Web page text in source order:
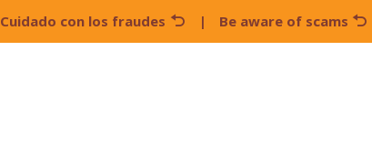
Cuidado con los fraudes | Be aware of scams